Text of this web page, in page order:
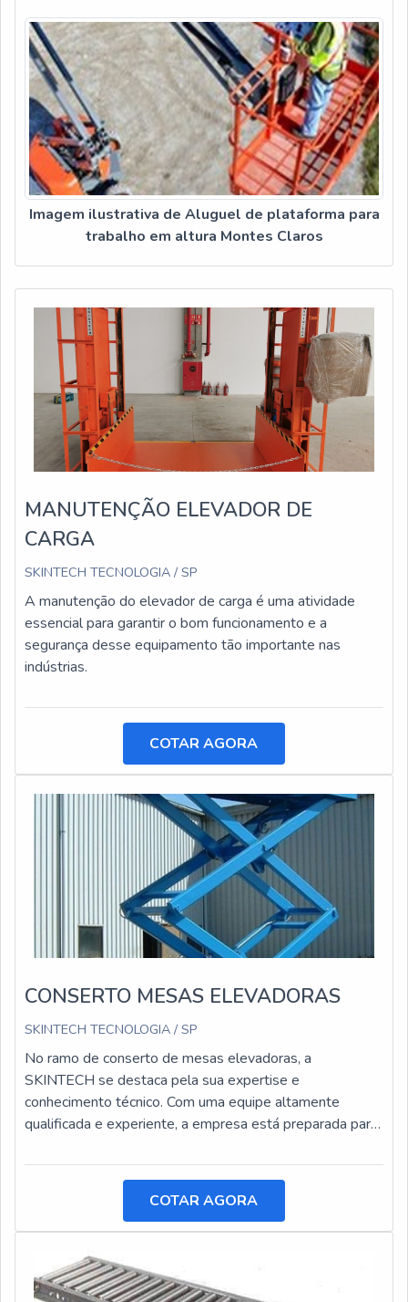
Imagem ilustrativa de Aluguel de plataforma para
trabalho em altura Montes Claros
MANUTENÇÃO ELEVADOR DE
CARGA
SKINTECH TECNOLOGIA / SP
A manutenção do elevador de carga é uma atividade
essencial para garantir o bom funcionamento e a
segurança desse equipamento tão importante nas
indústrias.
COTAR AGORA
CONSERTO MESAS ELEVADORAS
SKINTECH TECNOLOGIA / SP
No ramo de conserto de mesas elevadoras, a
SKINTECH se destaca pela sua expertise e
conhecimento técnico. Com uma equipe altamente
qualificada e experiente, a empresa está preparada para
de diversos modelos e marcas.
COTAR AGORA